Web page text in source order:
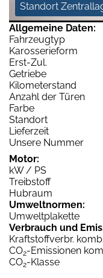
Standort
Allgemeine Daten:
Fahrzeugtyp
Karosserieform
Erst-Zul.
Getriebe
Kilometerstand
Anzahl der Türen
Farbe
Standort
Lieferzeit
Unsere Nummer
Motor:
kW / PS
Treibstoff
Hubraum
Umweltnormen:
Umweltplakette
Verbrauch und
Kraftstoffverbr. komb.
CO2-Emissionen
CO2-Klasse